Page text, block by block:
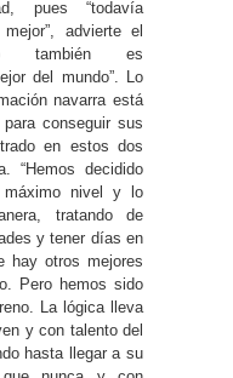
pues “todavía
advierte el
también es
del mundo”. Lo
navarra está
conseguir sus
en estos dos
“Hemos decidido
máximo nivel y lo
tratando de
y tener días en
hay otros mejores
Pero hemos sido
La lógica lleva
y con talento del
hasta llegar a su